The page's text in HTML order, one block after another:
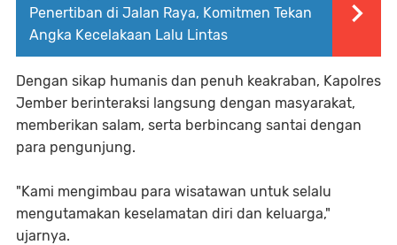
Penertiban di Jalan Raya, Komitmen Tekan
Angka Kecelakaan Lalu Lintas
Dengan sikap humanis dan penuh keakraban, Kapolres
Jember berinteraksi langsung dengan masyarakat,
memberikan salam, serta berbincang santai dengan
para pengunjung.
"Kami mengimbau para wisatawan untuk selalu
mengutamakan keselamatan diri dan keluarga,"
ujarnya.